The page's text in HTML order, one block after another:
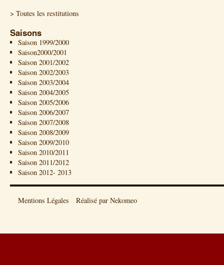
> Toutes les restitutions
Saisons
Saison 1999/2000
Saison2000/2001
Saison 2001/2002
Saison 2002/2003
Saison 2003/2004
Saison 2004/2005
Saison 2005/2006
Saison 2006/2007
Saison 2007/2008
Saison 2008/2009
Saison 2009/2010
Saison 2010/2011
Saison 2011/2012
Saison 2012- 2013
Mentions Légales Réalisé par Nekomeo